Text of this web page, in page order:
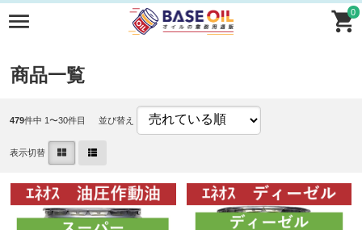
0
商品一覧
479件中 1〜30件目 並び替え
表示切替